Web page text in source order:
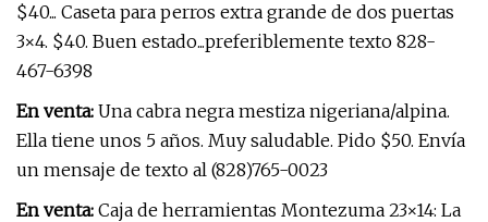
$40... Caseta para perros extra grande de dos puertas
3×4. $40. Buen estado...preferiblemente texto 828-
467-6398
En venta: Una cabra negra mestiza nigeriana/alpina.
Ella tiene unos 5 años. Muy saludable. Pido $50. Envía
un mensaje de texto al (828)765-0023
En venta: Caja de herramientas Montezuma 23×14: La